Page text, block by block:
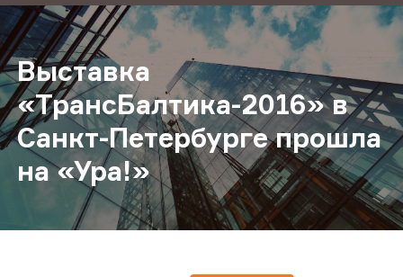
Выставка
«ТрансБалтика-2016» в
Санкт-Петербурге прошла
на «Ура!»